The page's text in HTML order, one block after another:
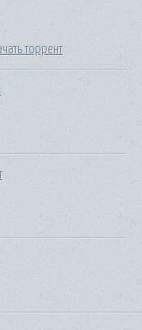
торрент